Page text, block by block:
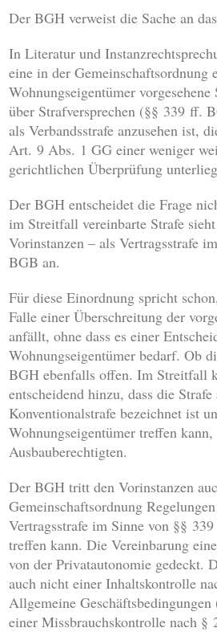
Der BGH verweist die Sache an
In Literatur und
eine in der Gemeinschaftsordnung
Wohnungseigentümer
über Strafversprechen (§§ 339 ff.
als Verbandsstrafe anzusehen ist,
Art. 9 Abs. 1 GG einer weniger
gerichtlichen Überprüfung
Der BGH entscheidet die Frage
im Streitfall vereinbarte Strafe
Vorinstanzen – als Vertragsstrafe
BGB an.
Für diese Einordnung spricht
Falle einer Überschreitung der
anfällt, ohne dass es einer
Wohnungseigentümer bedarf. Ob
BGH ebenfalls offen. Im Streitfall
entscheidend hinzu, dass die
Konventionalstrafe bezeichnet ist
Wohnungseigentümer treffen
Ausbauberechtigten.
Der BGH tritt den Vorinstanzen
Gemeinschaftsordnung
Vertragsstrafe im Sinne von §§
treffen kann. Die Vereinbarung
von der Privatautonomie gedeckt.
auch nicht einer Inhaltskontrolle
Allgemeine
einer Missbrauchskontrolle nach §